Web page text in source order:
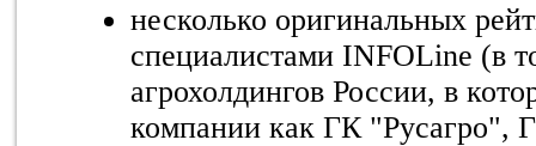
несколько оригинальных
специалистами INFOLine (в
агрохолдингов России, в
компании как ГК "Русагро",